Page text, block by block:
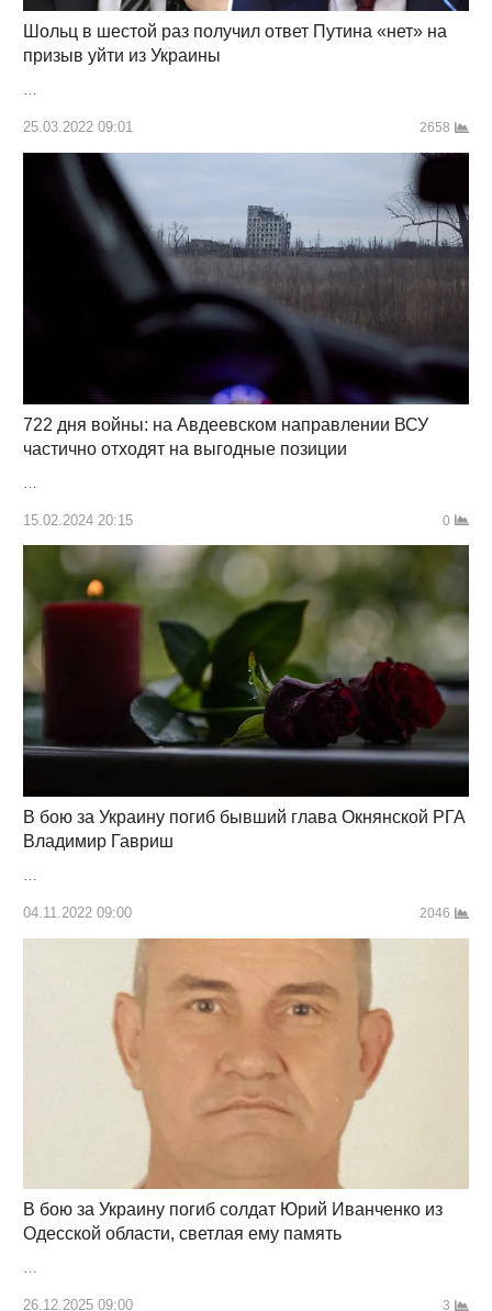
Шольц в шестой раз получил ответ Путина «нет» на
призыв уйти из Украины
…
25.03.2022 09:01 2658
722 дня войны: на Авдеевском направлении ВСУ
частично отходят на выгодные позиции
15.02.2024 20:15 0
В бою за Украину погиб бывший глава Окнянской РГА
Владимир Гавриш
04.11.2022 09:00 2046
В бою за Украину погиб солдат Юрий Иванченко из
Одесской области, светлая ему память
…
26.12.2025 09:00 3